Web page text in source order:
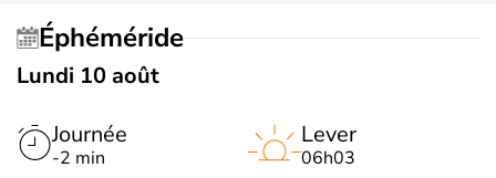
Éphéméride
Lundi 10 août
Journée
-2 min
Lever
06h03